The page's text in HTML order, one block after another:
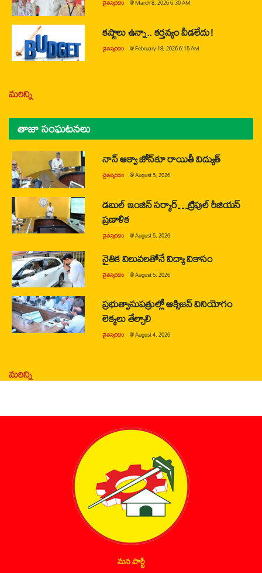
చైతన్యరధం @March 8, 2026 6:30 AM
కష్టాలు ఉన్నా.. కర్తవ్యం వీడలేదు!
చైతన్యరధం @February 18, 2026 6:15 AM
మరిన్ని
తాజా సంఘటనలు
నాన్ ఆక్వా జోన్‌కూ రాయితీ విద్యుత్
చైతన్యరధం @August 5, 2026
డబుల్ ఇంజిన్ సర్కార్…ట్రిపుల్ రీజియన్
ప్రణాళిక
చైతన్యరధం @August 5, 2026
నైతిక విలువలతోనే విద్యా వికాసం
చైతన్యరధం @August 5, 2026
ప్రభుత్వాసుపత్రుల్లో ఆక్సిజన్ వినియోగం
లెక్కలు తేల్చాలి
చైతన్యరధం @August 4, 2026
మరిన్ని
మన పార్టీ